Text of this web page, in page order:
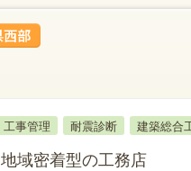
工事管理 耐震診断 建築総合
地域密着型の工務店